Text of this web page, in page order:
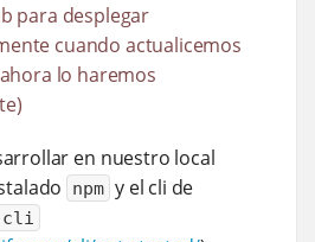
para desplegar
cuando actualicemos
lo haremos
en nuestro local
npm y el cli de
cli